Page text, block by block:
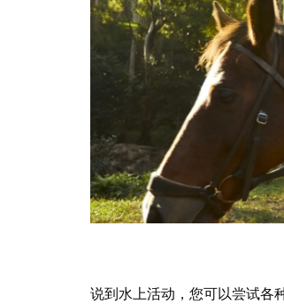
说到水上活动，您可以尝试各